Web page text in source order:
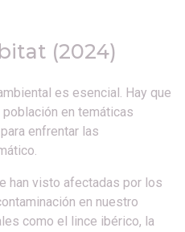
(2024)
es esencial. Hay que
en temáticas
enfrentar las
han visto afectadas por los
en nuestro
como el lince ibérico, la